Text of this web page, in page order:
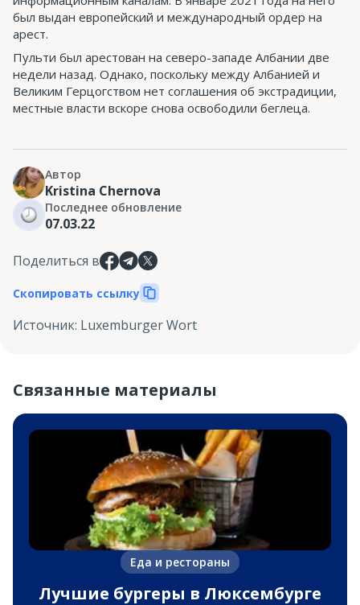
был выдан европейский и международный ордер на
арест.
Пульти был арестован на северо-западе Албании две
недели назад. Однако, поскольку между Албанией и
Великим Герцогством нет соглашения об экстрадиции,
местные власти вскоре снова освободили беглеца.
Автор
Kristina Chernova
Последнее обновление
07.03.22
Поделиться в
Скопировать ссылку
Источник: Luxemburger Wort
Связанные материалы
Еда и рестораны
Лучшие бургеры в Люксембурге